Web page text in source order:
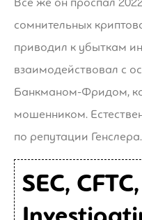
сомнительных
приводил к убыткам
взаимодействовал с
Банкманом-Фридом,
мошенником.
по репутации Генслера.
SEC,